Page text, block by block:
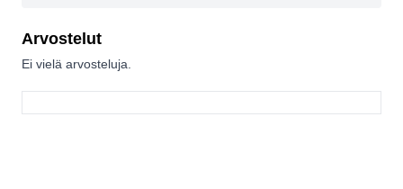
Arvostelut
Ei vielä arvosteluja.